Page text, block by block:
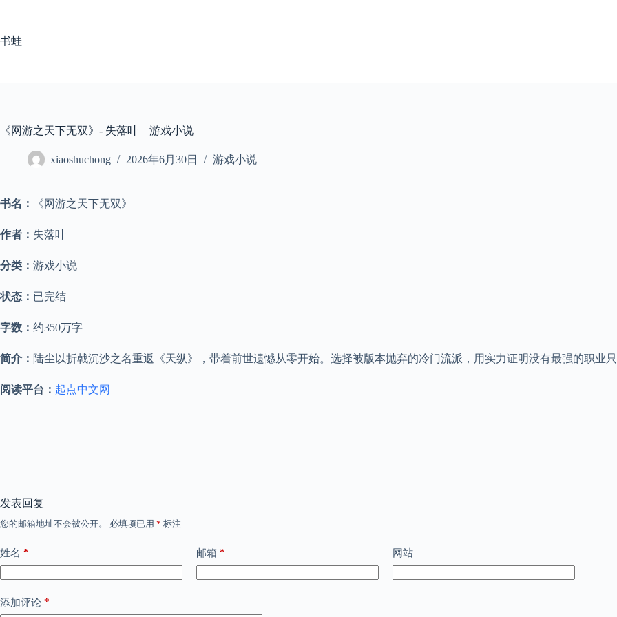
内
容
书蛙
《网游之天下无双》- 失落叶 – 游戏小说
xiaoshuchong 2026年6月30日 游戏小说
书名： 《网游之天下无双》
作者： 失落叶
分类： 游戏小说
状态： 已完结
字数： 约350万字
简介： 陆尘以折戟沉沙之名重返《天纵》，带着前世遗憾从零开始。选择被版本抛弃的冷门流派，用实力证明没有最强的职业
阅读平台： 起点中文网
发表回复
您的邮箱地址不会被公开。 必填项已用 * 标注
姓名 * 邮箱 * 网站
添加评论 *